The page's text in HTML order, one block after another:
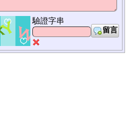
驗證字串
留言